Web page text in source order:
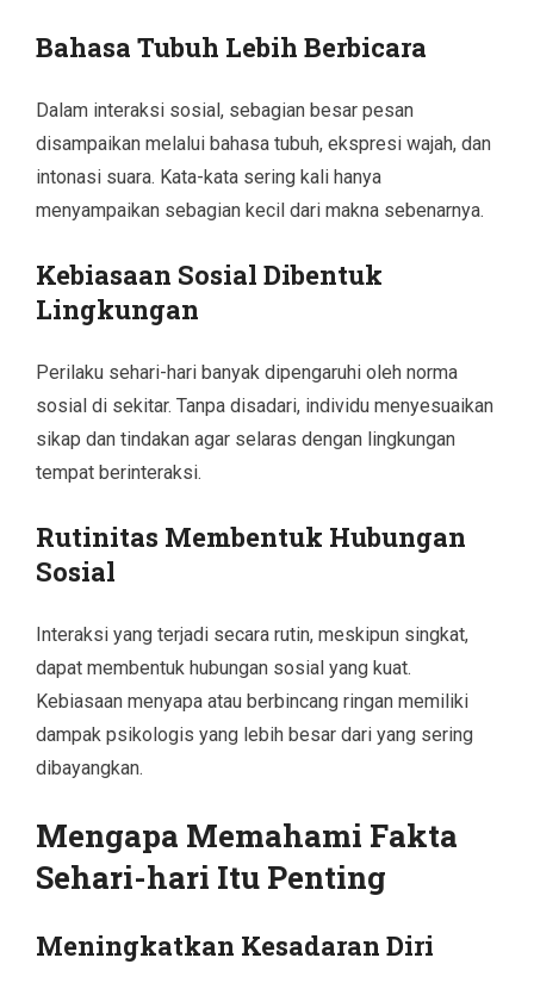
Bahasa Tubuh Lebih Berbicara
Dalam interaksi sosial, sebagian besar pesan
disampaikan melalui bahasa tubuh, ekspresi wajah, dan
intonasi suara. Kata-kata sering kali hanya
menyampaikan sebagian kecil dari makna sebenarnya.
Kebiasaan Sosial Dibentuk
Lingkungan
Perilaku sehari-hari banyak dipengaruhi oleh norma
sosial di sekitar. Tanpa disadari, individu menyesuaikan
sikap dan tindakan agar selaras dengan lingkungan
tempat berinteraksi.
Rutinitas Membentuk Hubungan
Sosial
Interaksi yang terjadi secara rutin, meskipun singkat,
dapat membentuk hubungan sosial yang kuat.
Kebiasaan menyapa atau berbincang ringan memiliki
dampak psikologis yang lebih besar dari yang sering
dibayangkan.
Mengapa Memahami Fakta
Sehari-hari Itu Penting
Meningkatkan Kesadaran Diri